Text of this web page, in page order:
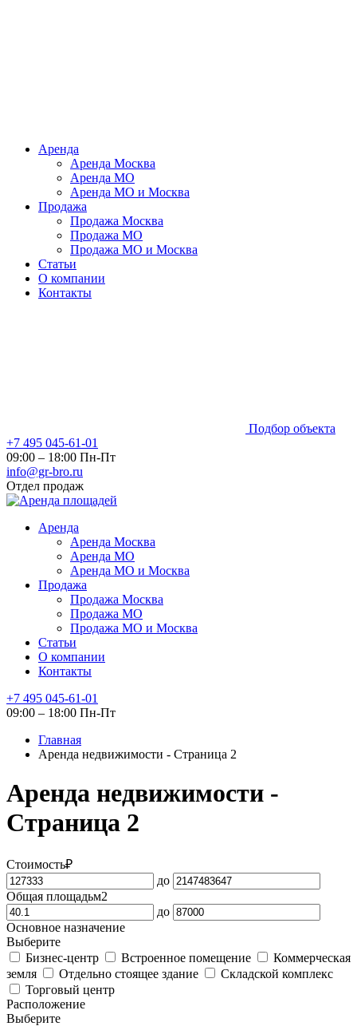
Аренда
Аренда Москва
Аренда МО
Аренда МО и Москва
Продажа
Продажа Москва
Продажа МО
Продажа МО и Москва
Статьи
О компании
Контакты
Подбор объекта
+7 495 045-61-01
09:00 – 18:00 Пн-Пт
info@gr-bro.ru
Отдел продаж
Аренда
Аренда Москва
Аренда МО
Аренда МО и Москва
Продажа
Продажа Москва
Продажа МО
Продажа МО и Москва
Статьи
О компании
Контакты
+7 495 045-61-01
09:00 – 18:00 Пн-Пт
Главная
Аренда недвижимости - Страница 2
Аренда недвижимости -
Страница 2
Стоимость₽
до
Общая площадьм2
до
Основное назначение
Выберите
Бизнес-центр
Встроенное помещение
Коммерческая
земля
Отдельно стоящее здание
Складской комплекс
Торговый центр
Расположение
Выберите